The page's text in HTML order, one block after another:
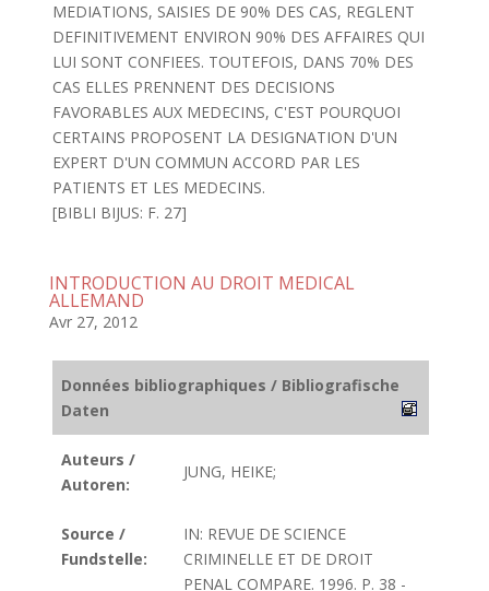
MEDIATIONS, SAISIES DE 90% DES CAS, REGLENT
DEFINITIVEMENT ENVIRON 90% DES AFFAIRES QUI
LUI SONT CONFIEES. TOUTEFOIS, DANS 70% DES
CAS ELLES PRENNENT DES DECISIONS
FAVORABLES AUX MEDECINS, C'EST POURQUOI
CERTAINS PROPOSENT LA DESIGNATION D'UN
EXPERT D'UN COMMUN ACCORD PAR LES
PATIENTS ET LES MEDECINS.
[BIBLI BIJUS: F. 27]
INTRODUCTION AU DROIT MEDICAL
ALLEMAND
Avr 27, 2012
Données bibliographiques / Bibliografische
Daten
Auteurs /
Autoren:
JUNG, HEIKE;
Source /
Fundstelle:
IN: REVUE DE SCIENCE
CRIMINELLE ET DE DROIT
PENAL COMPARE. 1996. P. 38 -